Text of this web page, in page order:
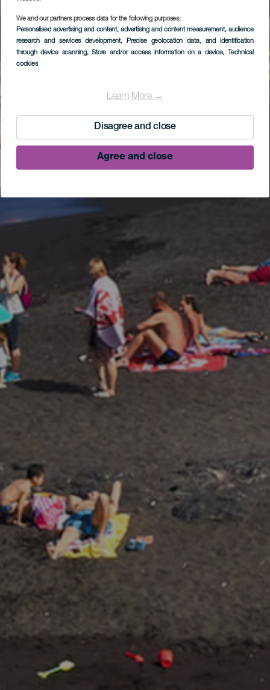
We and our partners process data for the following purposes:
Personalised advertising and content, advertising and content measurement, audience
research and services development, Precise geolocation data, and identification
through device scanning, Store and/or access information on a device, Technical
cookies
Learn More →
Disagree and close
Agree and close